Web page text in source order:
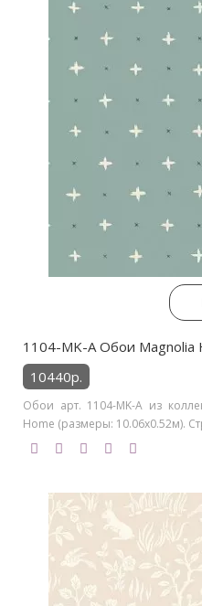
1104-MK-A Обои Magnolia
10440р.
Обои арт. 1104-MK-A из
Home (размеры: 10.06х0.52м).